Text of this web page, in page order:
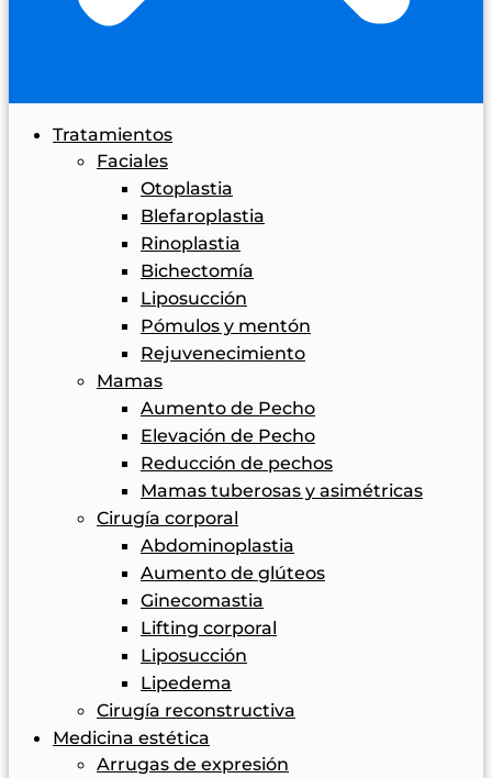
Tratamientos
Faciales
Otoplastia
Blefaroplastia
Rinoplastia
Bichectomía
Liposucción
Pómulos y mentón
Rejuvenecimiento
Mamas
Aumento de Pecho
Elevación de Pecho
Reducción de pechos
Mamas tuberosas y asimétricas
Cirugía corporal
Abdominoplastia
Aumento de glúteos
Ginecomastia
Lifting corporal
Liposucción
Lipedema
Cirugía reconstructiva
Medicina estética
Arrugas de expresión